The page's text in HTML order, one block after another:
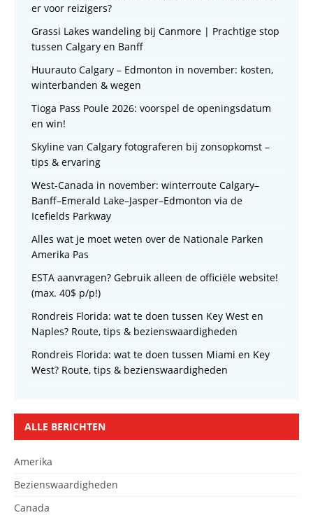
er voor reizigers?
Grassi Lakes wandeling bij Canmore | Prachtige stop
tussen Calgary en Banff
Huurauto Calgary – Edmonton in november: kosten,
winterbanden & wegen
Tioga Pass Poule 2026: voorspel de openingsdatum
en win!
Skyline van Calgary fotograferen bij zonsopkomst –
tips & ervaring
West-Canada in november: winterroute Calgary–
Banff–Emerald Lake–Jasper–Edmonton via de
Icefields Parkway
Alles wat je moet weten over de Nationale Parken
Amerika Pas
ESTA aanvragen? Gebruik alleen de officiële website!
(max. 40$ p/p!)
Rondreis Florida: wat te doen tussen Key West en
Naples? Route, tips & bezienswaardigheden
Rondreis Florida: wat te doen tussen Miami en Key
West? Route, tips & bezienswaardigheden
ALLE BERICHTEN
Amerika
Bezienswaardigheden
Canada